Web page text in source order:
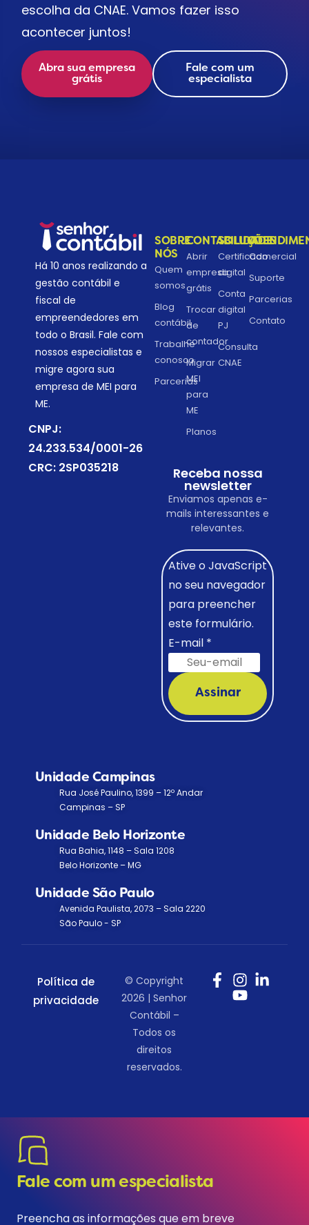
escolha da CNAE. Vamos fazer isso
acontecer juntos!
Abra sua empresa
grátis
Fale com um
especialista
Há 10 anos realizando a
gestão contábil e
fiscal de
empreendedores em
todo o Brasil. Fale com
nossos especialistas e
migre agora sua
empresa de MEI para
ME.
CNPJ:
24.233.534/0001-26
CRC: 2SP035218
SOBRE
NÓS
Quem
somos
Blog
contábil
Trabalhe
conosco
Parcerias
CONTABILIDADE
Abrir
empresa
grátis
Trocar
de
contador
Migrar
MEI
para
ME
Planos
SOLUÇÕES
Certificado
digital
Conta
digital
PJ
Consulta
CNAE
Comercial
Suporte
Parcerias
Contato
Receba nossa
newsletter
Enviamos apenas e-
mails interessantes e
relevantes.
Ative o JavaScript
no seu navegador
para preencher
este formulário.
E-mail *
Assinar
Unidade Campinas
Rua José Paulino, 1399 – 12º Andar
Campinas – SP
Unidade Belo Horizonte
Rua Bahia, 1148 – Sala 1208
Belo Horizonte – MG
Unidade São Paulo
Avenida Paulista, 2073 – Sala 2220
São Paulo - SP
Política de
privacidade
© Copyright
2026 | Senhor
Contábil –
Todos os
direitos
reservados.
Fale com um especialista
Preencha as informações que em breve